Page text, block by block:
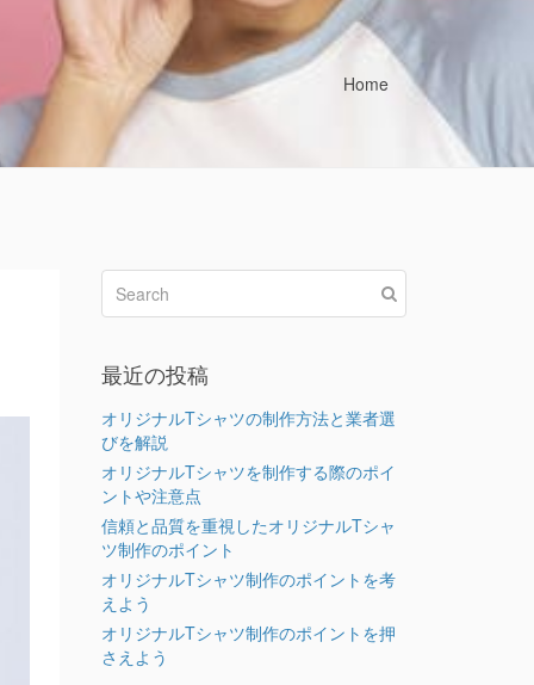
Home
最近の投稿
オリジナルTシャツの制作方法と業者選
びを解説
オリジナルTシャツを制作する際のポイ
ントや注意点
信頼と品質を重視したオリジナルTシャ
ツ制作のポイント
オリジナルTシャツ制作のポイントを考
えよう
オリジナルTシャツ制作のポイントを押
さえよう